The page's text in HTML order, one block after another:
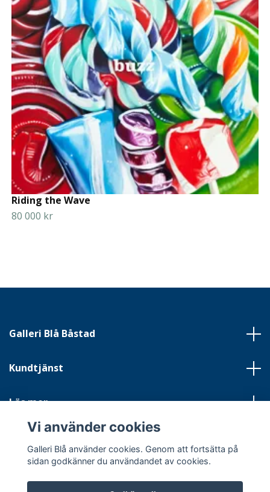
Riding the Wave
80 000 kr
Galleri Blå Båstad
Kundtjänst
Läs mer
Sociala medier
Vi använder cookies
Galleri Blå använder cookies. Genom att fortsätta på
sidan godkänner du användandet av cookies.